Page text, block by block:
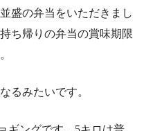
盛の弁当をいただきまし
ち帰りの弁当の賞味期限
るみたいです。